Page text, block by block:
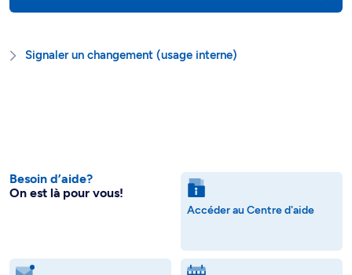
Signaler un changement (usage interne)
Besoin d’aide?
On est là pour vous!
Accéder au Centre d'aide